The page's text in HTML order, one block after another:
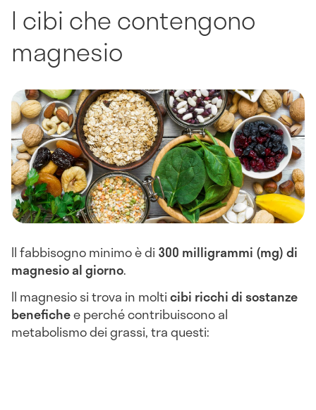
I cibi che contengono
magnesio
Il fabbisogno minimo è di 300 milligrammi (mg) di
magnesio al giorno.
Il magnesio si trova in molticibi ricchi di sostanze
benefichee perché contribuiscono al
metabolismo dei grassi, tra questi: